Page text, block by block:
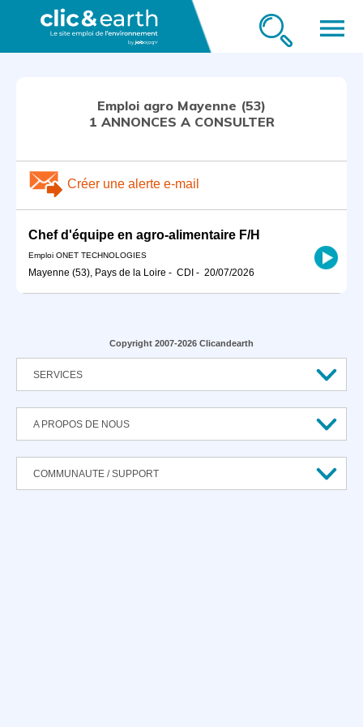
menu
Emploi agro Mayenne (53)
1 ANNONCES A CONSULTER
Créer une alerte e-mail
Chef d'équipe en agro-alimentaire F/H
Emploi ONET TECHNOLOGIES
Mayenne (53), Pays de la Loire - CDI - 20/07/2026
Copyright 2007-2026 Clicandearth
SERVICES
A PROPOS DE NOUS
COMMUNAUTE / SUPPORT